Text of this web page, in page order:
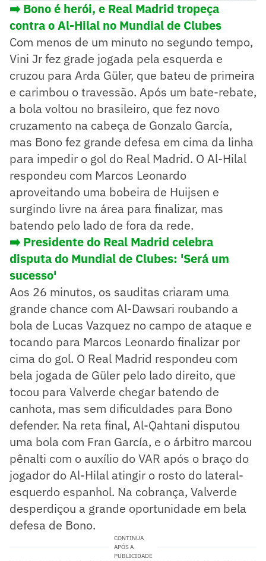
➡️ Bono é herói, e Real Madrid tropeça
contra o Al-Hilal no Mundial de Clubes
Com menos de um minuto no segundo tempo,
Vini Jr fez grade jogada pela esquerda e
cruzou para Arda Güler, que bateu de primeira
e carimbou o travessão. Após um bate-rebate,
a bola voltou no brasileiro, que fez novo
cruzamento na cabeça de Gonzalo García,
mas Bono fez grande defesa em cima da linha
para impedir o gol do Real Madrid. O Al-Hilal
respondeu com Marcos Leonardo
aproveitando uma bobeira de Huijsen e
surgindo livre na área para finalizar, mas
batendo pelo lado de fora da rede.
➡️ Presidente do Real Madrid celebra
disputa do Mundial de Clubes: 'Será um
sucesso'
Aos 26 minutos, os sauditas criaram uma
grande chance com Al-Dawsari roubando a
bola de Lucas Vazquez no campo de ataque e
tocando para Marcos Leonardo finalizar por
cima do gol. O Real Madrid respondeu com
bela jogada de Güler pelo lado direito, que
tocou para Valverde chegar batendo de
canhota, mas sem dificuldades para Bono
defender. Na reta final, Al-Qahtani disputou
uma bola com Fran García, e o árbitro marcou
pênalti com o auxílio do VAR após o braço do
jogador do Al-Hilal atingir o rosto do lateral-
esquerdo espanhol. Na cobrança, Valverde
desperdiçou a grande oportunidade em bela
defesa de Bono.
CONTINUA
APÓS A
PUBLICIDADE